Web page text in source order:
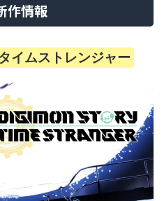
作情報
イムストレンジャー